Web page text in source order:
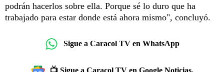
podrán hacerlos sobre ella. Porque sé lo duro que ha
trabajado para estar donde está ahora mismo", concluyó.
Sigue a Caracol TV en WhatsApp
📺 Sigue a Caracol TV en Google Noticias.